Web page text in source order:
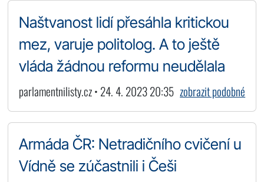
Naštvanost lidí přesáhla kritickou
mez, varuje politolog. A to ještě
vláda žádnou reformu neudělala
parlamentnilisty.cz • 24. 4. 2023 20:35 zobrazit podobné
Armáda ČR: Netradičního cvičení u
Vídně se zúčastnili i Češi